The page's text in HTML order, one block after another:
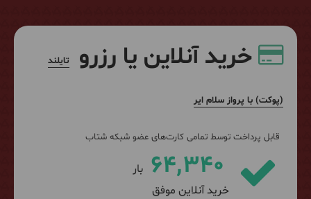
خرید آنلاین یا رزرو تایلند
(پوکت) با پرواز سلام ایر
قابل پرداخت توسط تمامی کارت‌های عضو شبکه شتاب
64,340 بار
خرید آنلاین موفق